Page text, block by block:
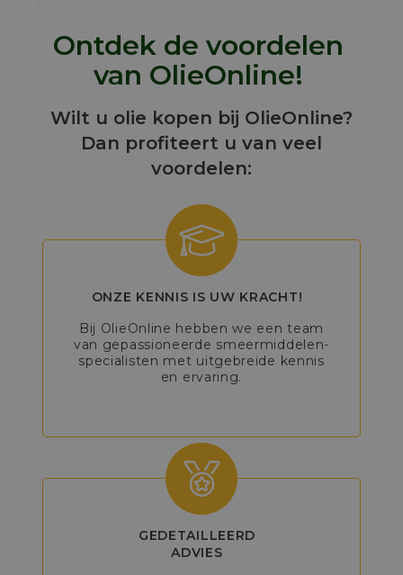
Ontdek de voordelen
van OlieOnline!
Wilt u olie kopen bij OlieOnline?
Dan profiteert u van veel
voordelen:
ONZE KENNIS IS UW KRACHT!
Bij OlieOnline hebben we een team
van gepassioneerde smeermiddelen-
specialisten met uitgebreide kennis
en ervaring.
GEDETAILLEERD
ADVIES